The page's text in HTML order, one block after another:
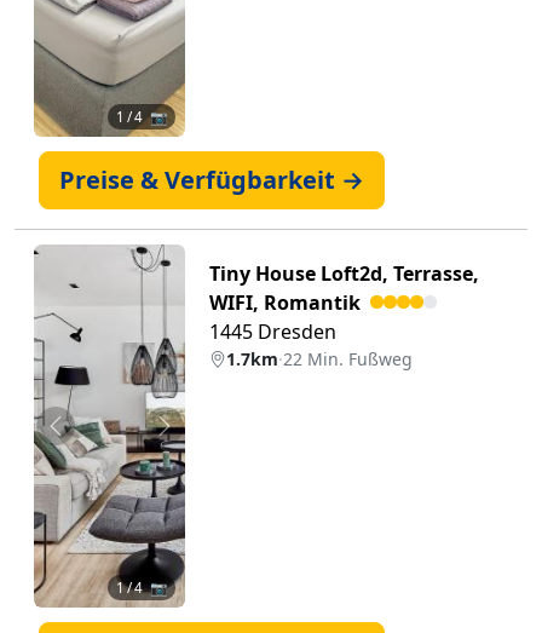
1 / 4 📷
Preise & Verfügbarkeit →
Zurück Weiter
1/ 4 📷
Tiny House Loft2d, Terrasse,
WIFI, Romantik
1445 Dresden
1.7km·22 Min. Fußweg